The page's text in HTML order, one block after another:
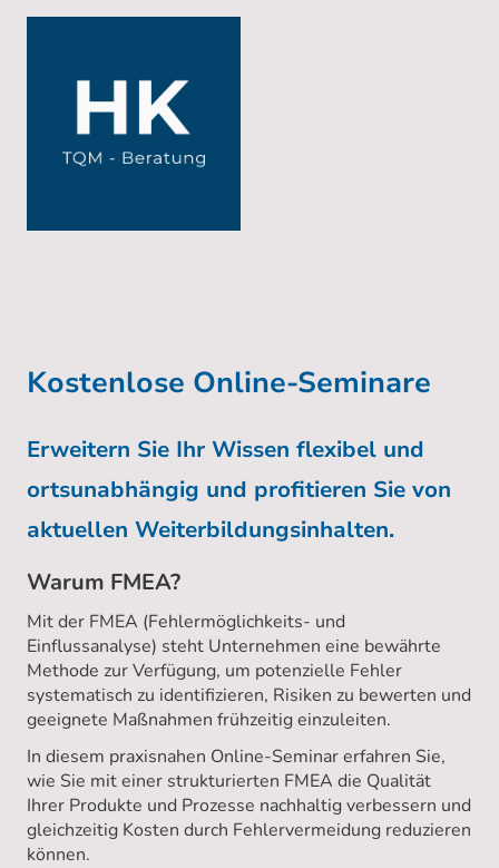
Kostenlose Online-Seminare
Erweitern Sie Ihr Wissen flexibel und
ortsunabhängig und profitieren Sie von
aktuellen Weiterbildungsinhalten.
Warum FMEA?
Mit der FMEA (Fehlermöglichkeits- und
Einflussanalyse) steht Unternehmen eine bewährte
Methode zur Verfügung, um potenzielle Fehler
systematisch zu identifizieren, Risiken zu bewerten und
geeignete Maßnahmen frühzeitig einzuleiten.
In diesem praxisnahen Online-Seminar erfahren Sie,
wie Sie mit einer strukturierten FMEA die Qualität
Ihrer Produkte und Prozesse nachhaltig verbessern und
gleichzeitig Kosten durch Fehlervermeidung reduzieren
können.